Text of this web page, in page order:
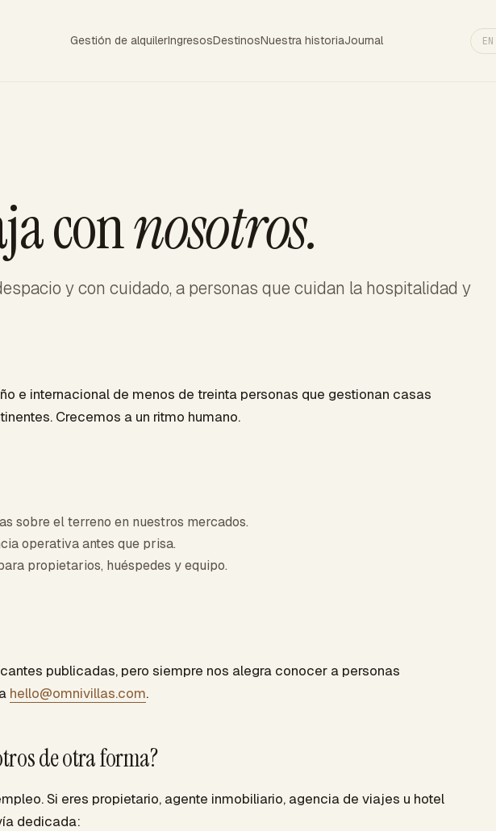
Gestión de alquilerIngresosDestinosNuestra historiaJournal EN
connosotros.
y con cuidado, a personas que cuidan la hospitalidad y
e internacional de menos de treinta personas que gestionan casas
Crecemos a un ritmo humano.
sobre el terreno en nuestros mercados.
operativa antes que prisa.
propietarios, huéspedes y equipo.
publicadas, pero siempre nos alegra conocer a personas
hello@omnivillas.com.
de otra forma?
Si eres propietario, agente inmobiliario, agencia de viajes u hotel
dedicada: